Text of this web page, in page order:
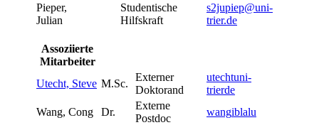
Pieper,
Julian
Studentische
Hilfskraft
s2jupiep@uni-
trier.de
Assoziierte
Mitarbeiter
Utecht, Steve M.Sc.
Externer
Doktorand
utechtuni-
trierde
Wang, Cong
Dr.
Externe
Postdoc
wangiblalu